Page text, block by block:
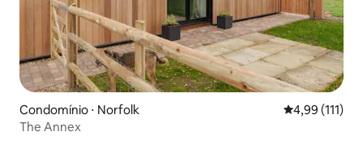
Condomínio ⋅ Norfolk 4,99 de uma
4,99 (111)
The Annex